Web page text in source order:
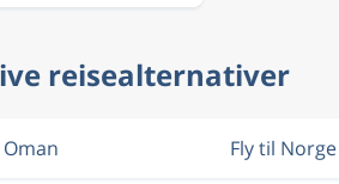
reisealternativer
Fly til Norge